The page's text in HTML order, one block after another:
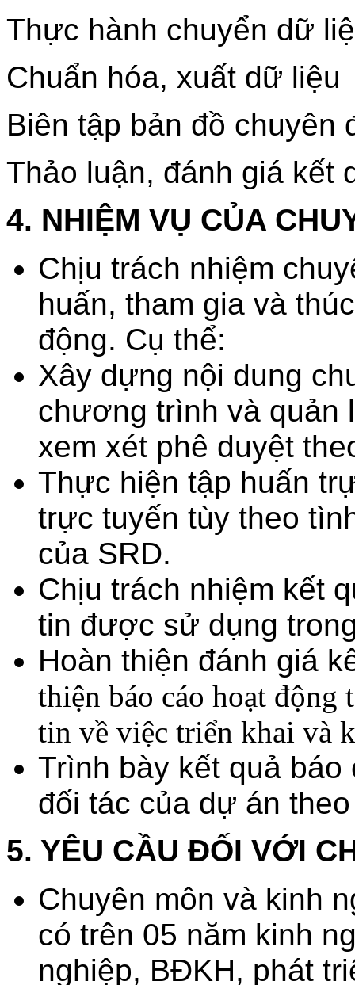
Thực hành chuyển dữ
Chuẩn hóa, xuất dữ liệu
Biên tập bản đồ chuyên
Thảo luận, đánh giá kết
4. NHIỆM VỤ CỦA
Chịu trách nhiệm
huấn, tham gia và
động. Cụ thể:
Xây dựng nội dung
chương trình và quản
xem xét phê duyệt
Thực hiện tập huấn
trực tuyến tùy theo
của SRD.
Chịu trách nhiệm kết
tin được sử dụng
Hoàn thiện đánh giá
thiện báo cáo hoạt động
tin về việc triển khai và
Trình bày kết quả
đối tác của dự án
5. YÊU CẦU ĐỐI VỚI
Chuyên môn và kinh
có trên 05 năm kinh
nghiệp, BĐKH, phát